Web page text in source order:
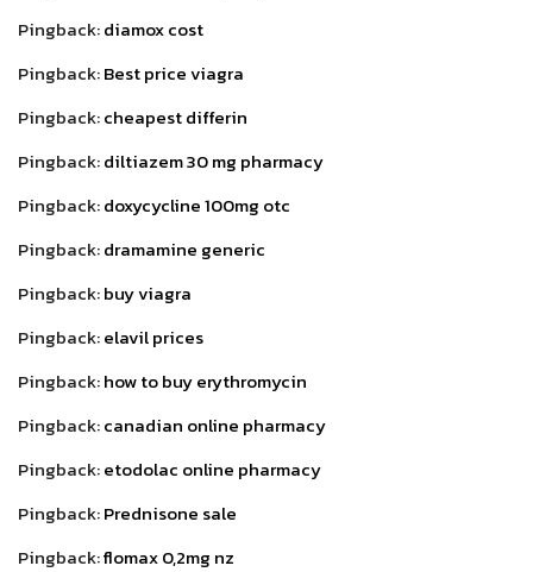
Pingback:diamox cost
Pingback:Best price viagra
Pingback:cheapest differin
Pingback:diltiazem 30 mg pharmacy
Pingback:doxycycline 100mg otc
Pingback:dramamine generic
Pingback:buy viagra
Pingback:elavil prices
Pingback:how to buy erythromycin
Pingback:canadian online pharmacy
Pingback:etodolac online pharmacy
Pingback:Prednisone sale
Pingback:flomax 0,2mg nz